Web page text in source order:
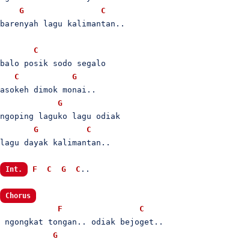
G
C
barenyah lagu kalimantan..
C
balo posik sodo segalo
C
G
asokeh dimok monai..
G
ngoping laguko lagu odiak
G
C
lagu dayak kalimantan..
Int. F C G C ..
Chorus
F
C
ngongkat tongan.. odiak bejoget..
G